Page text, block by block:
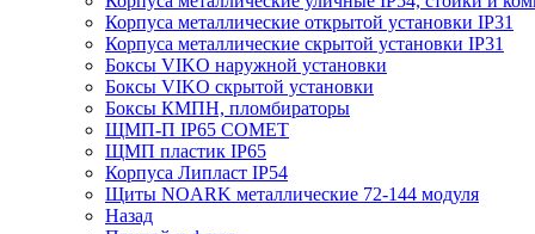
Корпуса металлические открытой установки IP31
Корпуса металлические скрытой установки IP31
Боксы VIKO наружной установки
Боксы VIKO скрытой установки
Боксы КМПН, пломбираторы
ЩМП-П IP65 COMET
ЩМП пластик IP65
Корпуса Липласт IP54
Щиты NOARK металлические 72-144 модуля
Назад